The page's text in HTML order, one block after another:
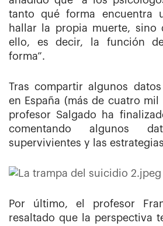
tanto qué forma encuentra
hallar la propia muerte, sino
ello, es decir, la función
forma”.
Tras compartir algunos
en España (más de cuatro mil
profesor Salgado ha
comentando algunos
supervivientes y las
Por último, el profesor
resaltado que la perspectiva